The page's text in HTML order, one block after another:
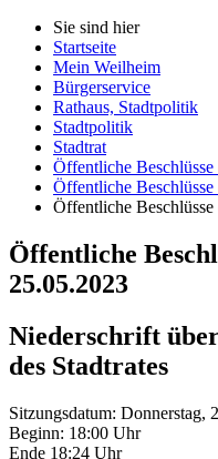
Sie sind hier
Startseite
Mein Weilheim
Bürgerservice
Rathaus, Stadtpolitik
Stadtpolitik
Stadtrat
Öffentliche Beschlüsse
Öffentliche Beschlüsse
Öffentliche
Öffentliche
25.05.2023
Niederschrift
des Stadtrates
Sitzungsdatum: Donnerstag,
Beginn: 18:00 Uhr
Ende 18:24 Uhr